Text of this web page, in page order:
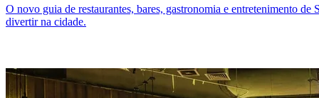
O novo guia de restaurantes, bares, gastronomia e entretenimento de
divertir na cidade.